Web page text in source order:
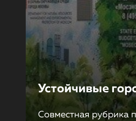
Устойчивые
Совместная рубрика